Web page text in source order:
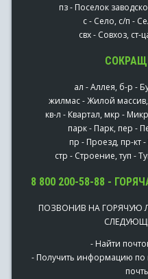
пз - Поселок
с - Село, с/п -
свх - Совхоз, ст-
ал - Аллея, б-р -
жилмас - Жилой
кв-л - Квартал, мкр -
парк - Парк, пер -
пр - Проезд, пр-кт
стр - Строение, туп -
8 800 200-58-88 -
ПОЗВОНИВ НА ГОРЯЧУЮ
- Найти
- Получить информацию по